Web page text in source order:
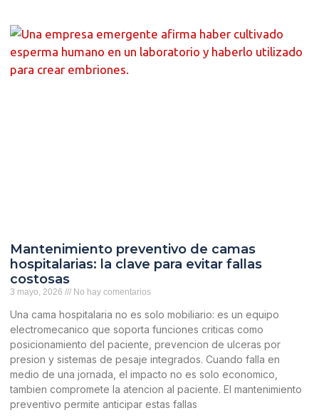
Mantenimiento preventivo de camas
hospitalarias: la clave para evitar fallas
costosas
3 mayo, 2026 No hay comentarios
Una cama hospitalaria no es solo mobiliario: es un equipo
electromecanico que soporta funciones criticas como
posicionamiento del paciente, prevencion de ulceras por
presion y sistemas de pesaje integrados. Cuando falla en
medio de una jornada, el impacto no es solo economico,
tambien compromete la atencion al paciente. El mantenimiento
preventivo permite anticipar estas fallas